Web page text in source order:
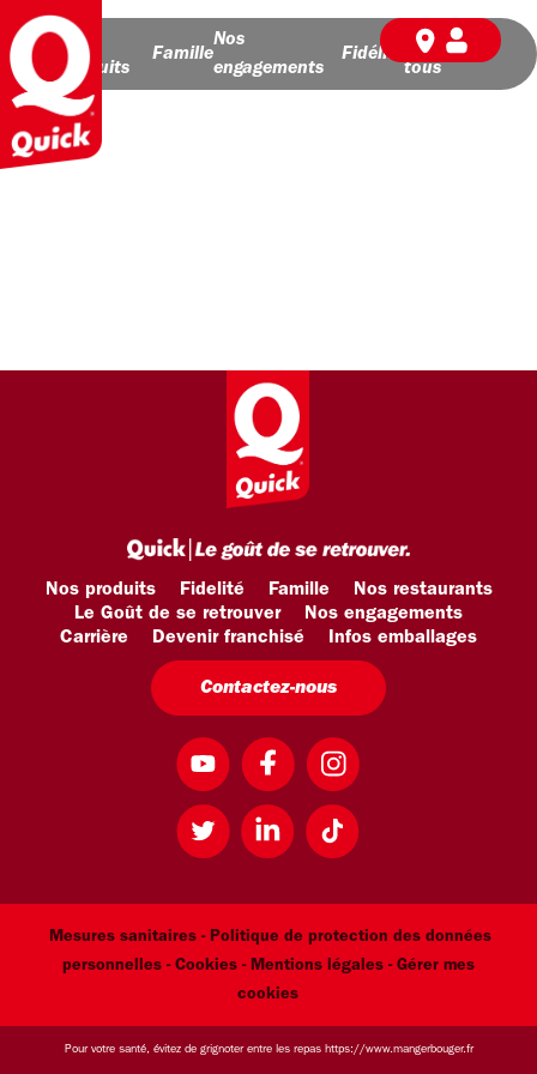
Nos
produits
Famille
Nos
engagements
Fidélité
BD pour
tous
Nos produits Fidelité Famille
Nos restaurants
Le Goût de se retrouver
Nos engagements
Carrière
Devenir franchisé Infos emballages
Contactez-nous
Mesures sanitaires - Politique de protection des données
personnelles - Cookies - Mentions légales - Gérer mes
cookies
Pour votre santé, évitez de grignoter entre les repas https://www.mangerbouger.fr